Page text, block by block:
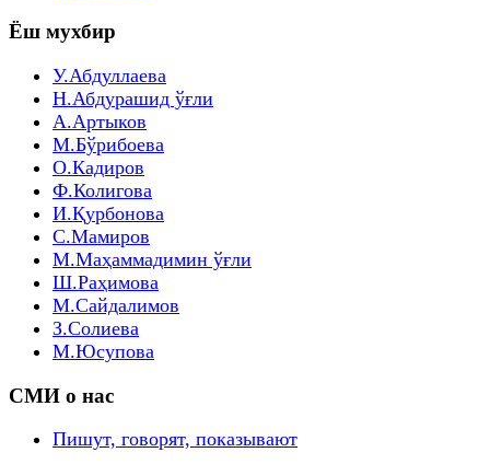
Ёш мухбир
У.Абдуллаева
Н.Абдурашид ўғли
А.Артыков
М.Бўрибоева
О.Кадиров
Ф.Колигова
И.Қурбонова
С.Мамиров
М.Маҳаммадимин ўғли
Ш.Раҳимова
М.Сайдалимов
З.Солиева
М.Юсупова
СМИ о нас
Пишут, говорят, показывают